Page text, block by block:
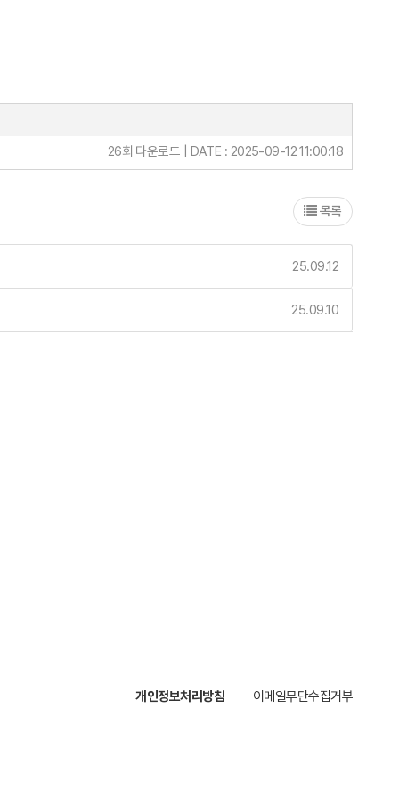
26회 다운로드 | DATE : 2025-09-12 11:00:18
목록
25.09.12
25.09.10
개인정보처리방침 이메일무단수집거부